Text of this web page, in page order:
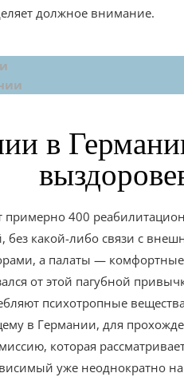
должное внимание.
в
примерно 400
какой-либо связи с
а палаты —
от этой пагубной
психотропные
в Германии, для
которая
уже неоднократно